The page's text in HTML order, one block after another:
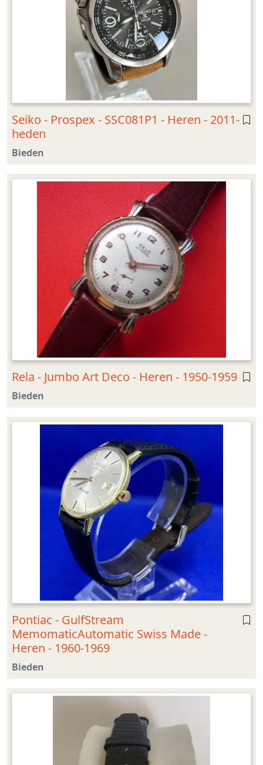
Seiko - Prospex - SSC081P1 - Heren - 2011-
heden
Bieden
Rela - Jumbo Art Deco - Heren - 1950-1959
Bieden
Pontiac - GulfStream
MemomaticAutomatic Swiss Made -
Heren - 1960-1969
Bieden